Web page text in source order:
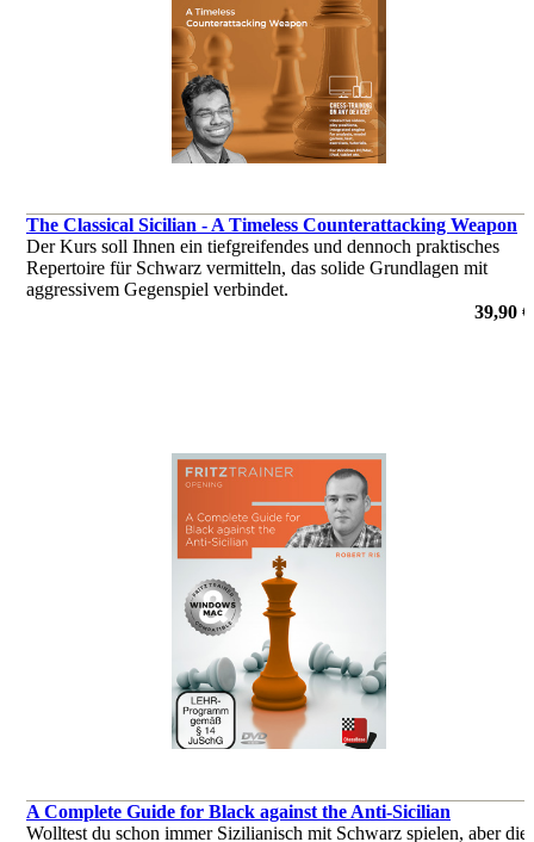
The Classical Sicilian - A Timeless Counterattacking Weapon
Der Kurs soll Ihnen ein tiefgreifendes und dennoch praktisches
Repertoire für Schwarz vermitteln, das solide Grundlagen mit
aggressivem Gegenspiel verbindet.
39,90 €
A Complete Guide for Black against the Anti-Sicilian
Wolltest du schon immer Sizilianisch mit Schwarz spielen, aber die